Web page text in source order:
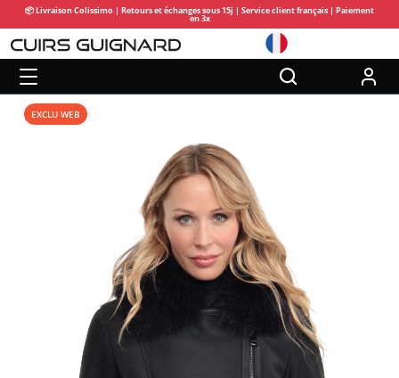
📦 Livraison Colissimo | Retours et échanges sous 15j | Service client français | Paiement
en 3x
EXCLU WEB